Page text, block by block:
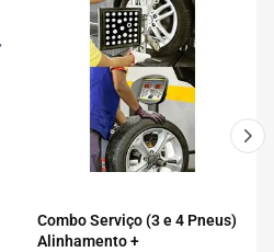
Combo Serviço (3 e 4 Pneus)
Alinhamento +